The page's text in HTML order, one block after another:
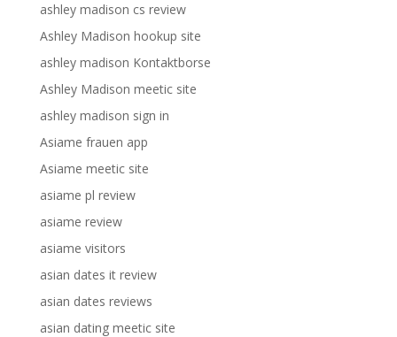
ashley madison cs review
Ashley Madison hookup site
ashley madison Kontaktborse
Ashley Madison meetic site
ashley madison sign in
Asiame frauen app
Asiame meetic site
asiame pl review
asiame review
asiame visitors
asian dates it review
asian dates reviews
asian dating meetic site